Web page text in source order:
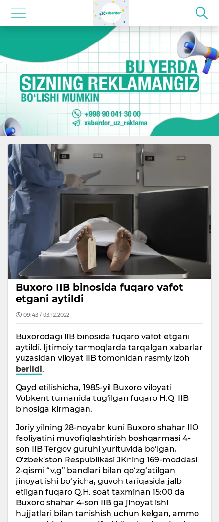
Buxoro IIB binosida fuqaro vafot
etgani aytildi
09:43 / 03.12.2022
Buxorodagi IIB binosida fuqaro vafot etgani
aytildi. Ijtimoiy tarmoqlarda tarqalgan xabarlar
yuzasidan viloyat IIB tomonidan rasmiy izoh
berildi.
Qayd etilishicha, 1985-yil Buxoro viloyati
Vobkent tumanida tug‘ilgan fuqaro H.Q. IIB
binosiga kirmagan.
Joriy yilning 28-noyabr kuni Buxoro shahar IIO
faoliyatini muvofiqlashtirish boshqarmasi 4-
son IIB Tergov guruhi yurituvida bo‘lgan,
O‘zbekiston Respublikasi JKning 169-moddasi
2-qismi “v,g” bandlari bilan qo‘zg‘atilgan
jinoyat ishi bo‘yicha, guvoh tariqasida jalb
etilgan fuqaro Q.H. soat taxminan 15:00 da
Buxoro shahar 4-son IIB ga jinoyat ishi
hujjatlari bilan tanishish uchun kelgan, ammo